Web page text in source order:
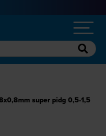
super pidg 0,5-1,5